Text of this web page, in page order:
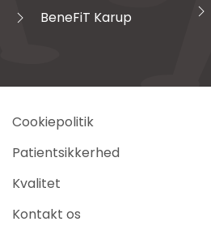
BeneFiT Karup
Cookiepolitik
Patientsikkerhed
Kvalitet
Kontakt os